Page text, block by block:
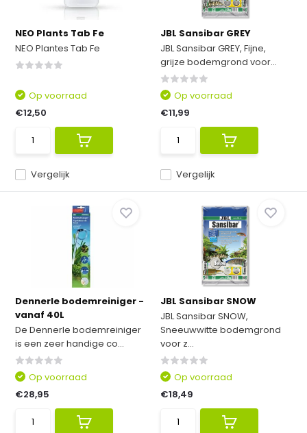
NEO Plants Tab Fe
NEO Plantes Tab Fe
Vergelijk
Op voorraad
€12,50
JBL Sansibar GREY
JBL Sansibar GREY, Fijne,
grijze bodemgrond voor...
Vergelijk
Op voorraad
€11,99
Dennerle bodemreiniger -
vanaf 40L
De Dennerle bodemreiniger
is een zeer handige co...
Op voorraad
€28,95
JBL Sansibar SNOW
JBL Sansibar SNOW,
Sneeuwwitte bodemgrond
voor z...
Op voorraad
€18,49